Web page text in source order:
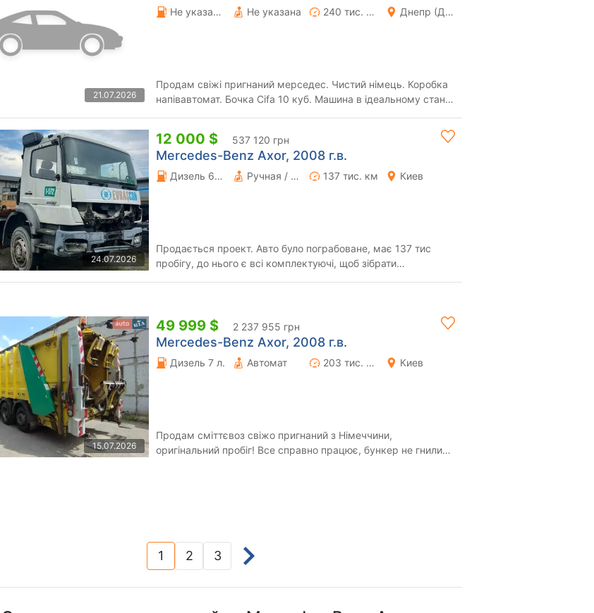
21.07.2026
Не указано 0 л. Не указана 240 тис. км Днепр (Днепропетровск)
Продам свіжі пригнаний мерседес. Чистий німець. Коробка
напівавтомат. Бочка Cifa 10 куб. Машина в ідеальному стані
24.07.2026
12 000 $ 537 120 грн
Mercedes-Benz Axor, 2008 г.в.
Дизель 6.9 л. Ручная / Механика 137 тис. км Киев
Продається проект. Авто було пограбоване, має 137 тис
пробігу, до нього є всі комплектуючі, щоб зібрати
15.07.2026
49 999 $ 2 237 955 грн
Mercedes-Benz Axor, 2008 г.в.
Дизель 7 л. Автомат 203 тис. км Киев
Продам сміттєвоз свіжо пригнаний з Німеччини,
оригінальний пробіг! Все справно працює, бункер не гнилий
1(current)
2 3